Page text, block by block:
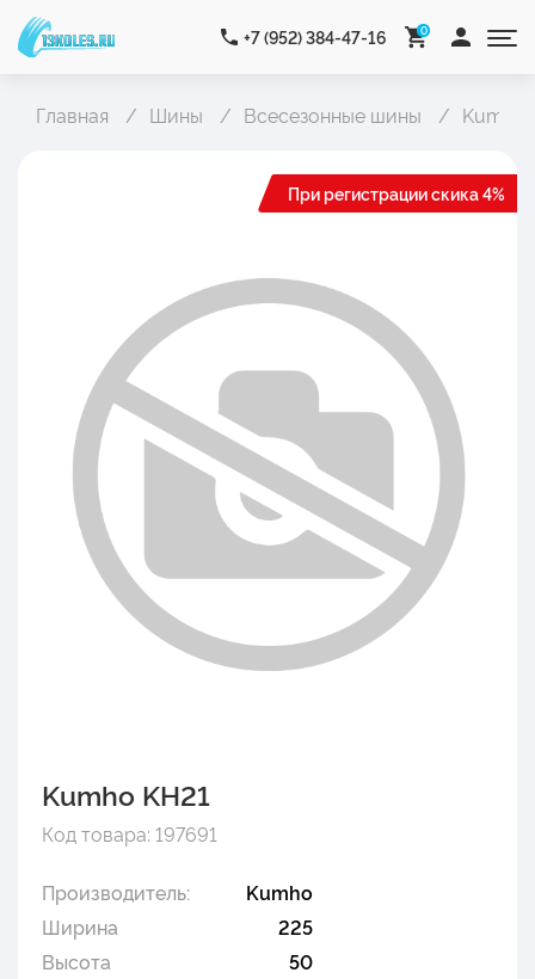
+7 (952) 384-47-16 0
Главная Шины Всесезонные шины Kumho
Kumho KH21
Код товара: 197691
Производитель:
Kumho
Ширина
225
Высота
50
При регистрации скика 4%